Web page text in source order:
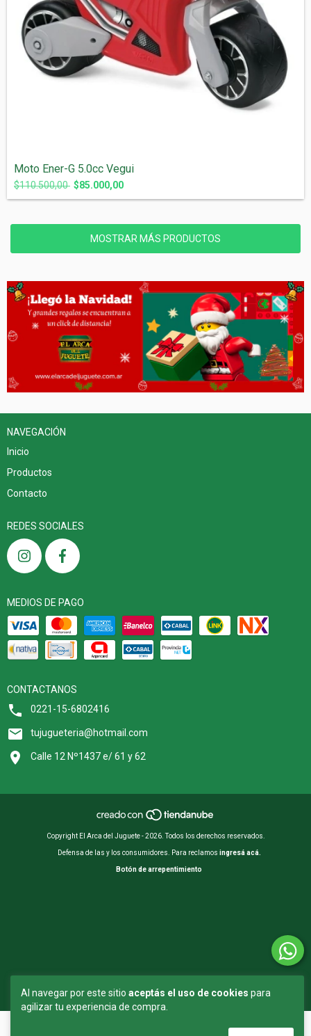
Al navegar por este sitio aceptás el uso de cookies para
agilizar tu experiencia de compra.
Moto Ener-G 5.0cc Vegui
$110.500,00 $85.000,00
MOSTRAR MÁS PRODUCTOS
NAVEGACIÓN
Inicio
Productos
Contacto
REDES SOCIALES
MEDIOS DE PAGO
CONTACTANOS
0221-15-6802416
tujugueteria@hotmail.com
Calle 12 Nº1437 e/ 61 y 62
Copyright El Arca del Juguete - 2026. Todos los derechos reservados.
Defensa de las y los consumidores. Para reclamos ingresá acá.
Botón de arrepentimiento